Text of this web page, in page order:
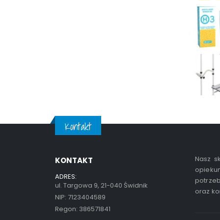
Kontakt
KONTAKT
ADRES:
ul. Targowa 9, 21-040 Świdnik
NIP: 7123404589
Regon: 386571841
Nasz
oraz